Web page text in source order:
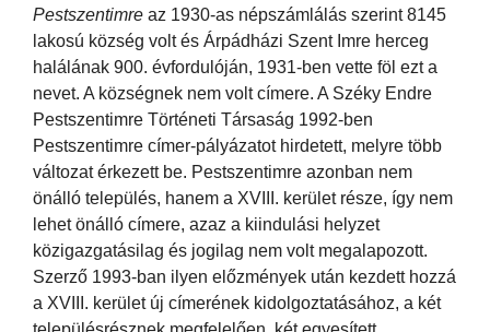
Pestszentimre az 1930-as népszámlálás szerint 8145
lakosú község volt és Árpádházi Szent Imre herceg
halálának 900. évfordulóján, 1931-ben vette föl ezt a
nevet. A községnek nem volt címere. A Széky Endre
Pestszentimre Történeti Társaság 1992-ben
Pestszentimre címer-pályázatot hirdetett, melyre több
változat érkezett be. Pestszentimre azonban nem
önálló település, hanem a XVIII. kerület része, így nem
lehet önálló címere, azaz a kiindulási helyzet
közigazgatásilag és jogilag nem volt megalapozott.
Szerző 1993-ban ilyen előzmények után kezdett hozzá
a XVIII. kerület új címerének kidolgoztatásához, a két